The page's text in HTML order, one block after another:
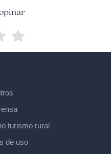
turismo rural
de uso